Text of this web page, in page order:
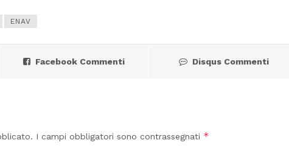
ENAV
Facebook Commenti Disqus Commenti
I campi obbligatori sono contrassegnati *